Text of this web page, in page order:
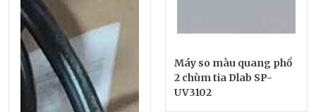
Máy so màu quang phổ
2 chùm tia Dlab SP-
UV3102